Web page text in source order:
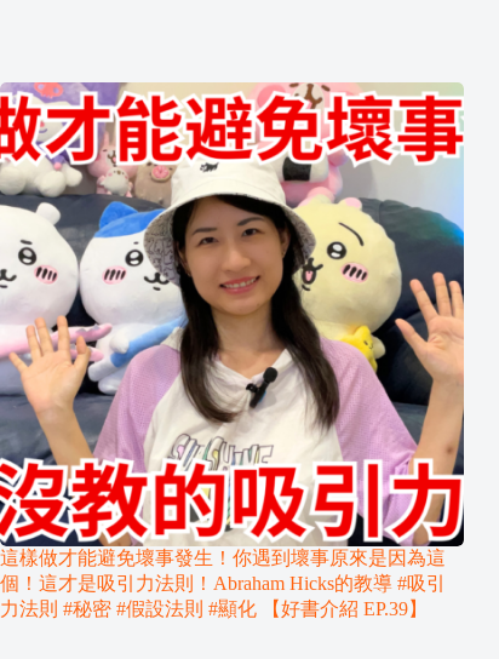
這樣做才能避免壞事發生！你遇到壞事原來是因為這
個！這才是吸引力法則！Abraham Hicks的教導 #吸引
力法則 #秘密 #假設法則 #顯化 【好書介紹 EP.39】